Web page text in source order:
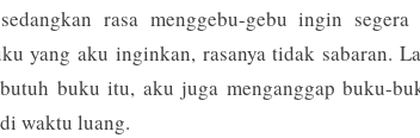
rasa menggebu-gebu ingin
yang aku inginkan, rasanya tidak sabaran.
buku itu, aku juga menganggap buku-
waktu luang.